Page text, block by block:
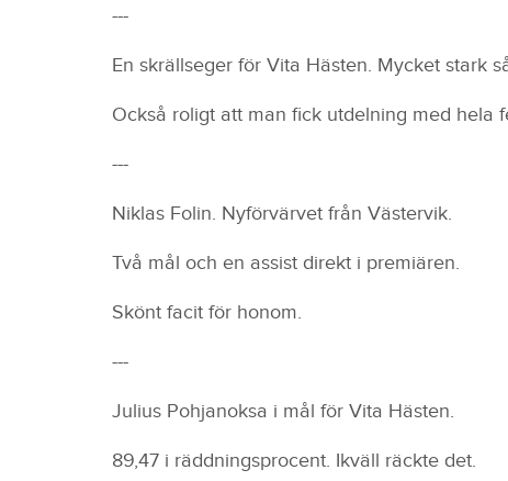
---
En skrällseger för Vita Hästen. Mycket stark
Också roligt att man fick utdelning med hela
---
Niklas Folin. Nyförvärvet från Västervik.
Två mål och en assist direkt i premiären.
Skönt facit för honom.
---
Julius Pohjanoksa i mål för Vita Hästen.
89,47 i räddningsprocent. Ikväll räckte det.